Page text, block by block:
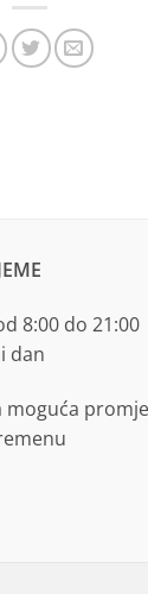
8:00 do 21:00